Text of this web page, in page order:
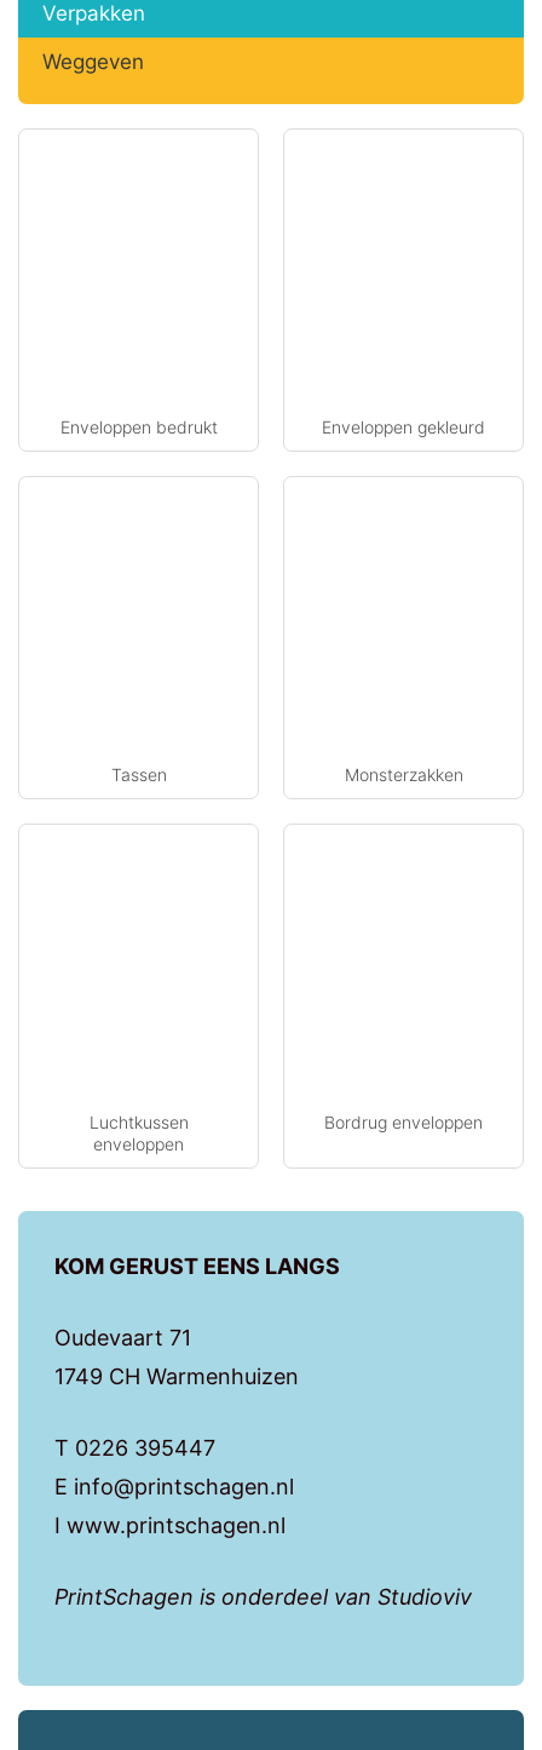
Verpakken
Weggeven
Enveloppen bedrukt Enveloppen gekleurd
Tassen Monsterzakken
Luchtkussen
enveloppen
Bordrug enveloppen
KOM GERUST EENS LANGS
Oudevaart 71
1749 CH Warmenhuizen
T 0226 395447
E info@printschagen.nl
I www.printschagen.nl
PrintSchagen is onderdeel van Studioviv